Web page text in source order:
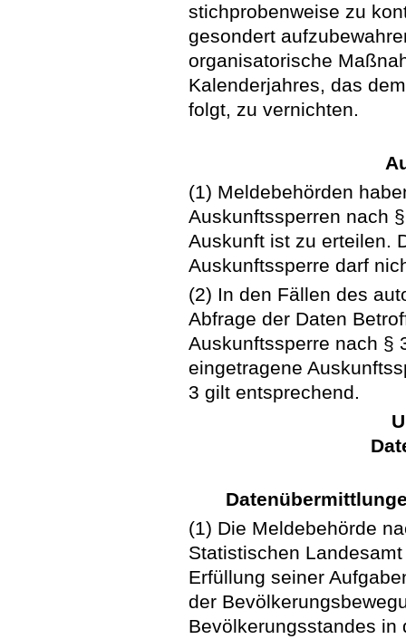
stichprobenweise zu
gesondert
organisatorische
Kalenderjahres, das
folgt, zu vernichten.
(1) Meldebehörden
Auskunftssperren nach
Auskunft ist zu erteilen.
Auskunftssperre darf
(2) In den Fällen des
Abfrage der Daten
Auskunftssperre nach §
eingetragene
3 gilt entsprechend.
(1) Die Meldebehörde
Statistischen
Erfüllung seiner
der
Bevölkerungsstandes in